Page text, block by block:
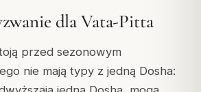
dla Vata-Pitta
przed sezonowym
nie mają typy z jedną Dosha: